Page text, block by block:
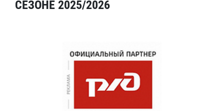
СЕЗОНЕ 2025/2026